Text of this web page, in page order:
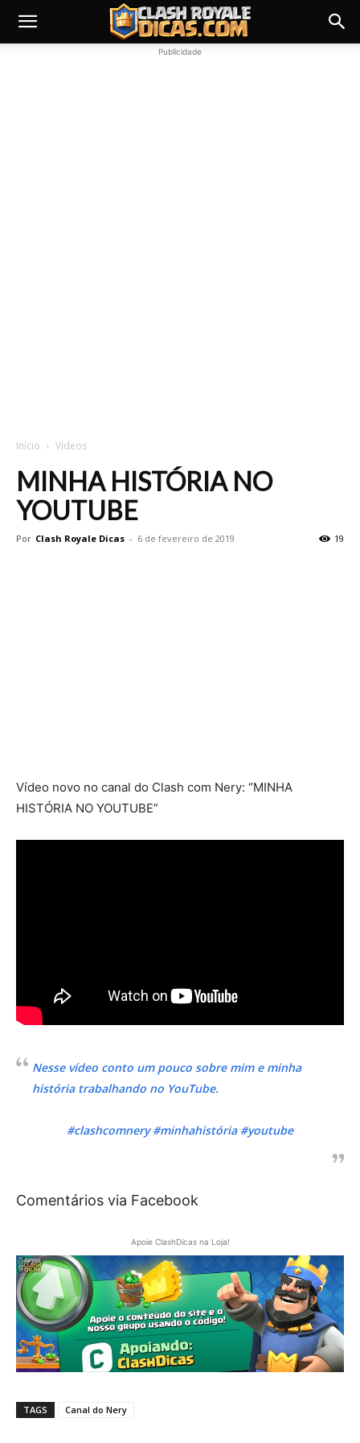
Publicidade
Início Vídeos
MINHA HISTÓRIA NO
YOUTUBE
Por Clash Royale Dicas - 6 de fevereiro de 2019 19
Vídeo novo no canal do Clash com Nery: “MINHA
HISTÓRIA NO YOUTUBE”
Nesse vídeo conto um pouco sobre mim e minha
história trabalhando no YouTube.
#clashcomnery #minhahistória #youtube
Comentários via Facebook
Apoie ClashDicas na Loja!
TAGS Canal do Nery